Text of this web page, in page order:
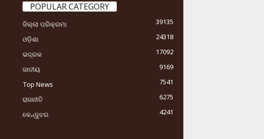
POPULAR CATEGORY
ଜିଲ୍ଲା ପରିକ୍ରମା
39135
ଓଡ଼ିଶା
24318
ଭଦ୍ରକ
17092
ଜାତୀୟ
9169
Top News
7541
ରାଜନୀତି
6275
କେନ୍ଦୁଝର
4241